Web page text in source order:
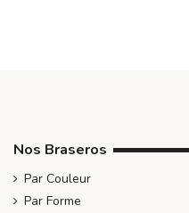
Nos Braseros
Par Couleur
Par Forme